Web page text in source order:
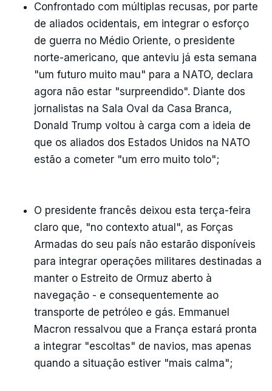
Confrontado com múltiplas recusas, por parte
de aliados ocidentais, em integrar o esforço
de guerra no Médio Oriente, o presidente
norte-americano, que anteviu já esta semana
"um futuro muito mau" para a NATO, declara
agora não estar "surpreendido". Diante dos
jornalistas na Sala Oval da Casa Branca,
Donald Trump voltou à carga com a ideia de
que os aliados dos Estados Unidos na NATO
estão a cometer "um erro muito tolo";
O presidente francês deixou esta terça-feira
claro que, "no contexto atual", as Forças
Armadas do seu país não estarão disponíveis
para integrar operações militares destinadas a
manter o Estreito de Ormuz aberto à
navegação - e consequentemente ao
transporte de petróleo e gás. Emmanuel
Macron ressalvou que a França estará pronta
a integrar "escoltas" de navios, mas apenas
quando a situação estiver "mais calma";